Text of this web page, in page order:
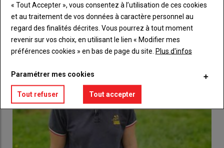
Devant une centaine d’adhérents, Hervé Lapie…
« Tout Accepter », vous consentez à l’utilisation de ces cookies
et au traitement de vos données à caractère personnel au
regard des finalités décrites. Vous pourrez à tout moment
revenir sur vos choix, en utilisant le lien « Modifier mes
préférences cookies » en bas de page du site. Plus d'infos
Paramétrer mes cookies
Tout refuser Tout accepter